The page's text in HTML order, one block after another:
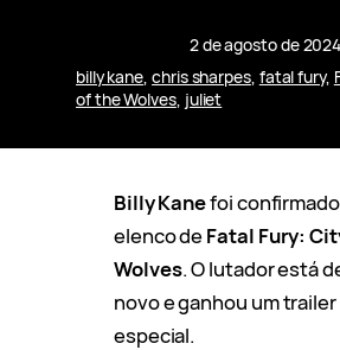
2 de agosto de 2024
billy kane, chris sharpes, fatal fury,
of the Wolves, juliet
Billy Kanefoi
elenco deFatal Fury:
Wolves. O lutador está
novo e ganhou um trailer
especial.